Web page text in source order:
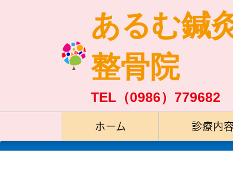
あるむ鍼
整骨院
TEL（0986）779682
ホーム 診療内